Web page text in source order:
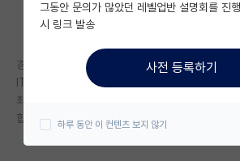
미국 유학 게시판
미국 대학원 합격 후기 게시판
대학원생 모집 게시판
연구실(PI) 홍보 게시판
경기권 4년제 졸업 (3.6/4.5)
IT 업계 기획업무 5년차입니다.
최근 퇴사 후 이직준비와 함께 인서울 특수대학원
합격컷이 궁금합니다.
그동안 문의가 많았던 레벨업반 설명회를 진
시 링크 발송
사전 등록하기
하루 동안 이 컨텐츠 보지 않기